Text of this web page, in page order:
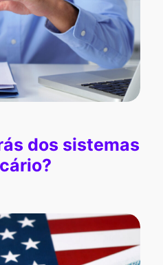
dos sistemas